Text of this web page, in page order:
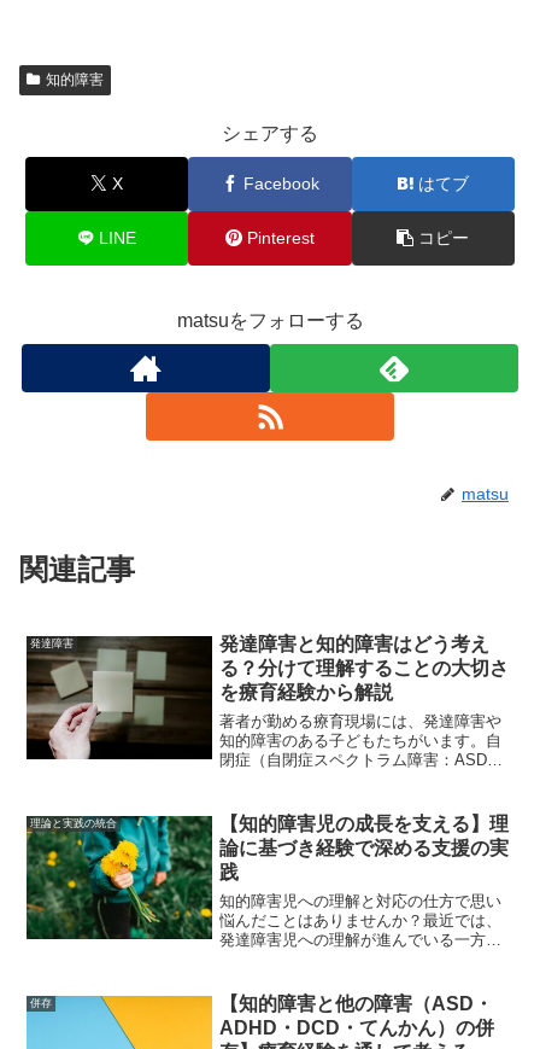
知的障害
シェアする
X Facebook はてブ
LINE Pinterest コピー
matsuをフォローする
matsu
関連記事
発達障害
発達障害と知的障害はどう考え
る？分けて理解することの大切さ
を療育経験から解説
著者が勤める療育現場には、発達障害や
知的障害のある子どもたちがいます。自
閉症（自閉症スペクトラム障害：ASD）
（DSM-5では発達障害の一つとされてい
る）などは、どれか一...
理論と実践の統合
【知的障害児の成長を支える】理
論に基づき経験で深める支援の実
践
知的障害児への理解と対応の仕方で思い
悩んだことはありませんか？最近では、
発達障害児への理解が進んでいる一方
ない印象が著者にはあります。DSM-5以
降、知的障害（ID）も...
併存
【知的障害と他の障害（ASD・
ADHD・DCD・てんかん）の併